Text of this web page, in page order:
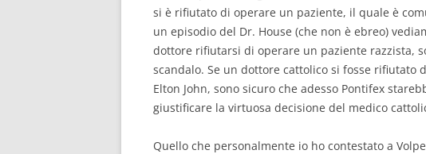
si è rifiutato di operare un paziente, il quale è
un episodio del Dr. House (che non è ebreo)
dottore rifiutarsi di operare un paziente razzista,
scandalo. Se un dottore cattolico si fosse rifiutato
Elton John, sono sicuro che adesso Pontifex
giustificare la virtuosa decisione del medico
Quello che personalmente io ho contestato a